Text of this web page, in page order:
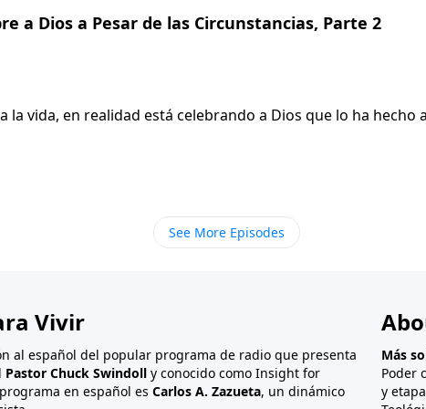
a Dios a Pesar de las Circunstancias, Parte 2
la vida, en realidad está celebrando a Dios que lo ha hecho
usted que conoce de Cristo lo ha comprado con un alto
See More Episodes
Vivir
al español del popular programa de radio que presenta
Pastor Chuck Swindoll y conocido como Insight for
en español es Carlos A. Zazueta, un dinámico
Más
Poder
y